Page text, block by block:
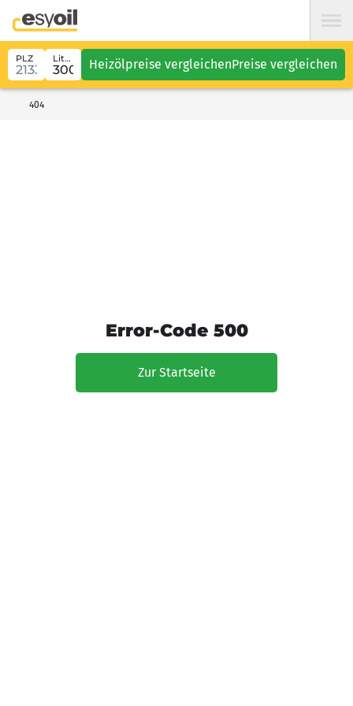
PLZ Liter Heizölpreise vergleichenPreise vergleichen
404
Error-Code 500
Zur Startseite